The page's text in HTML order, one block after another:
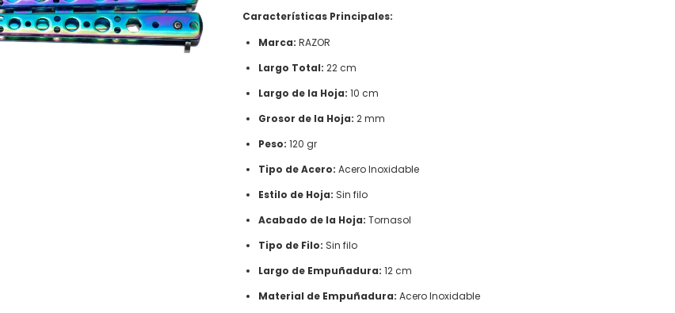
Características Principales:
Marca: RAZOR
Largo Total: 22 cm
Largo de la Hoja: 10 cm
Grosor de la Hoja: 2 mm
Peso: 120 gr
Tipo de Acero: Acero Inoxidable
Estilo de Hoja: Sin filo
Acabado de la Hoja: Tornasol
Tipo de Filo: Sin filo
Largo de Empuñadura: 12 cm
Material de Empuñadura: Acero Inoxidable